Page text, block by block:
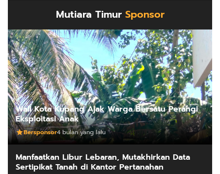
Mutiara Timur Sponsor
Wali Kota Kupang Ajak Warga Bersatu Perangi
Eksploitasi Anak
Bersponsor4 bulan yang lalu
Manfaatkan Libur Lebaran, Mutakhirkan Data
Sertipikat Tanah di Kantor Pertanahan